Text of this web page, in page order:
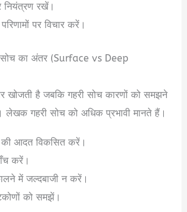
नियंत्रण रखें।
पर विचार करें।
का अंतर (Surface vs Deep
खोजती है जबकि गहरी सोच कारणों को समझने
लेखक गहरी सोच को अधिक प्रभावी मानते हैं।
आदत विकसित करें।
करें।
में जल्दबाजी न करें।
को समझें।